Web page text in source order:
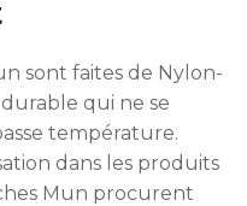
sont faites de Nylon-
qui ne se
température.
dans les produits
Mun procurent